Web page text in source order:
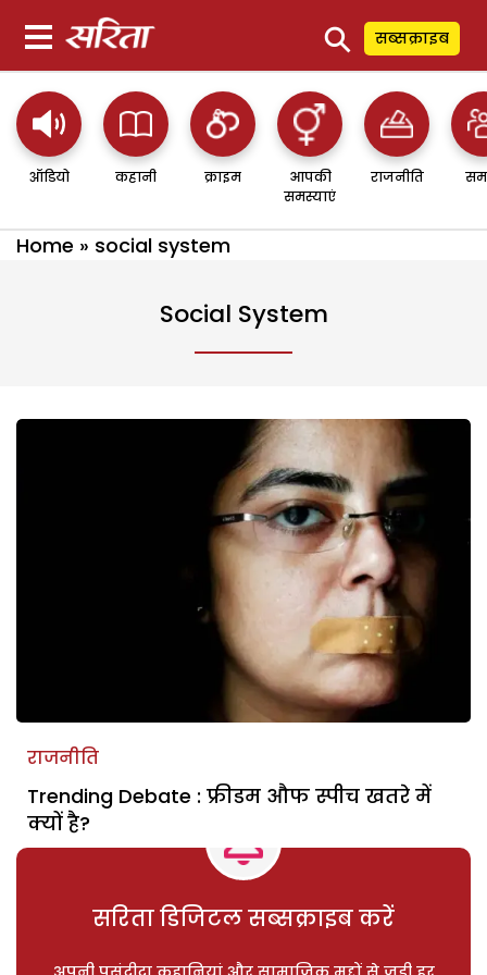
⚲ सब्सक्राइब
ऑडियो कहानी क्राइम
आपकी
समस्याएं
राजनीति
Home » social system
Social System
राजनीति
Trending Debate : फ्रीडम औफ स्पीच खतरे में
क्यों है?
सरिता डिजिटल सब्सक्राइब करें